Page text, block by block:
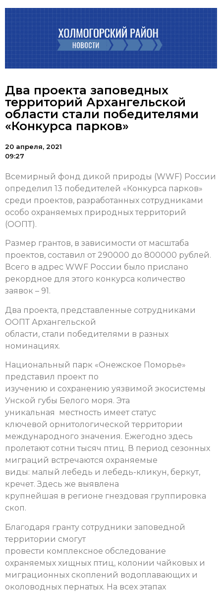
Два проекта заповедных
территорий Архангельской
области стали победителями
«Конкурса парков»
20 апреля, 2021
09:27
Всемирный фонд дикой природы (WWF) России
определил 13 победителей «Конкурса парков»
среди проектов, разработанных сотрудниками
особо охраняемых природных территорий
(ООПТ).
Размер грантов, в зависимости от масштаба
проектов, составил от 290000 до 800000 рублей.
Всего в адрес WWF России было прислано
рекордное для этого конкурса количество
заявок – 91.
Два проекта, представленные сотрудниками
ООПТ Архангельской
области, стали победителями в разных
номинациях.
Национальный парк «Онежское Поморье»
представил проект по
изучению и сохранению уязвимой экосистемы
Унской губы Белого моря. Эта
уникальная местность имеет статус
ключевой орнитологической территории
международного значения. Ежегодно здесь
пролетают сотни тысяч птиц. В период сезонных
миграций встречаются охраняемые
виды: малый лебедь и лебедь-кликун, беркут,
кречет. Здесь же выявлена
крупнейшая в регионе гнездовая группировка
скоп.
Благодаря гранту сотрудники заповедной
территории смогут
провести комплексное обследование
охраняемых хищных птиц, колонии чайковых и
миграционных скоплений водоплавающих и
околоводных пернатых. На всех этапах